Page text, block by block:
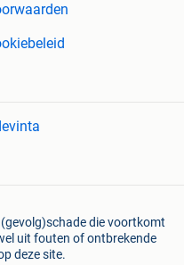
die voortkomt
uit fouten of ontbrekende
deze site.